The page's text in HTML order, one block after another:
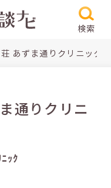
検索
あずま通りクリニック
通りクリニ
ｯｸ